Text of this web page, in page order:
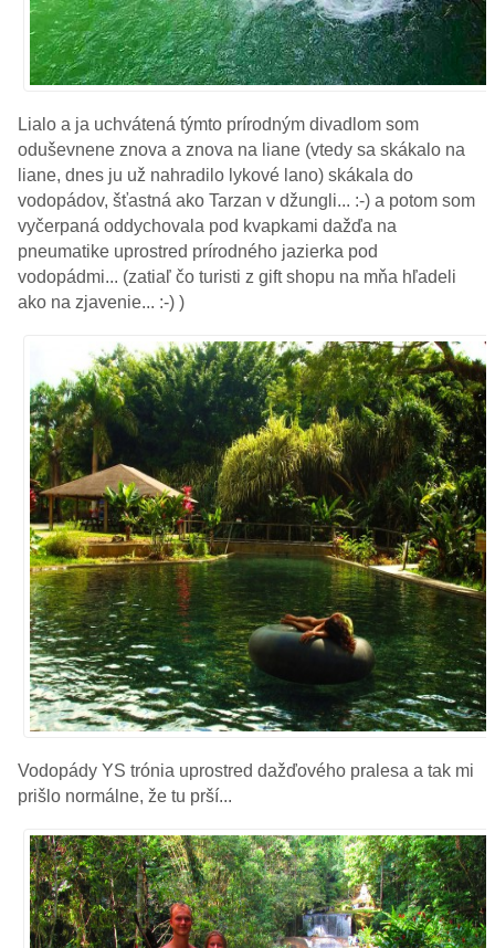
Lialo a ja uchvátená týmto prírodným divadlom som
oduševnene znova a znova na liane (vtedy sa skákalo na
liane, dnes ju už nahradilo lykové lano) skákala do
vodopádov, šťastná ako Tarzan v džungli... :-) a potom som
vyčerpaná oddychovala pod kvapkami dažďa na
pneumatike uprostred prírodného jazierka pod
vodopádmi... (zatiaľ čo turisti z gift shopu na mňa hľadeli
ako na zjavenie... :-) )
Vodopády YS trónia uprostred dažďového pralesa a tak mi
prišlo normálne, že tu prší...